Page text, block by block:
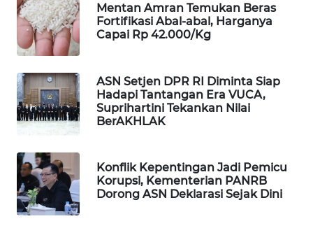
Mentan Amran Temukan Beras
Fortifikasi Abal-abal, Harganya
Capai Rp 42.000/Kg
ASN Setjen DPR RI Diminta Siap
Hadapi Tantangan Era VUCA,
Suprihartini Tekankan Nilai
BerAKHLAK
Konflik Kepentingan Jadi Pemicu
Korupsi, Kementerian PANRB
Dorong ASN Deklarasi Sejak Dini
SELEB
WAHANA
PERSONA
WAHANA
OTOMOTIF
HEALTH
WAHANA
DESA